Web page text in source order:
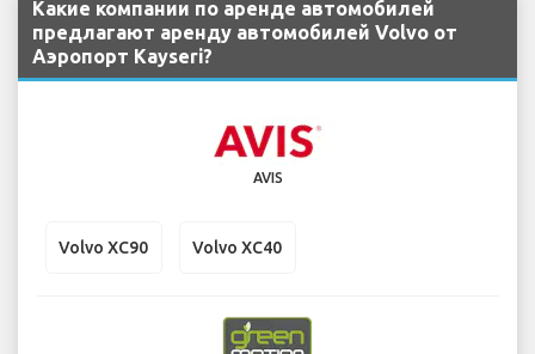
Какие компании по аренде автомобилей
предлагают аренду автомобилей Volvo от
Аэропорт Kayseri?
AVIS
Volvo XC90 Volvo XC40